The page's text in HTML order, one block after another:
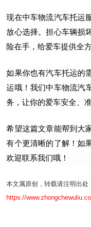
现在中车物流汽车托运
放心选择。担心车辆损
险在手，给爱车提供全
如果你也有汽车托运的
运哦！我们中车物流汽
务，让你的爱车安全、
希望这篇文章能帮到大
有个更清晰的了解！如
欢迎联系我们哦！
本文属原创，转载请注明出处
https://